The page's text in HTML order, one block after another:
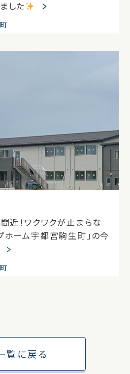
した
近！ワクワクが止まらな
ホーム宇都宮駒生町」の今
覧に戻る